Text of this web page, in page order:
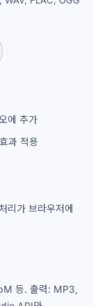
에 추가
과 적용
가 브라우저에
등. 출력: MP3,